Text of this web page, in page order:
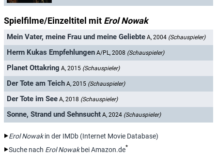
Spielfilme/Einzeltitel mit Erol Nowak
Mein Vater, meine Frau und meine Geliebte A, 2004 (Schauspieler)
Herrn Kukas Empfehlungen A/PL, 2008 (Schauspieler)
Planet Ottakring A, 2015 (Schauspieler)
Der Tote am Teich A, 2015 (Schauspieler)
Der Tote im See A, 2018 (Schauspieler)
Sonne, Strand und Sehnsucht A, 2024 (Schauspieler)
Erol Nowakin der IMDb (Internet Movie Database)
Suche nach Erol Nowakbei Amazon.de*